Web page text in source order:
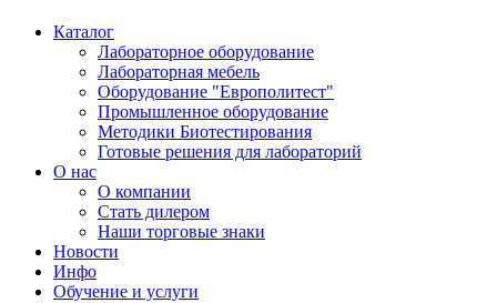
Каталог
Лабораторное оборудование
Лабораторная мебель
Оборудование "Европолитест"
Промышленное оборудование
Методики Биотестирования
Готовые решения для лабораторий
О нас
О компании
Стать дилером
Наши торговые знаки
Новости
Инфо
Обучение и услуги